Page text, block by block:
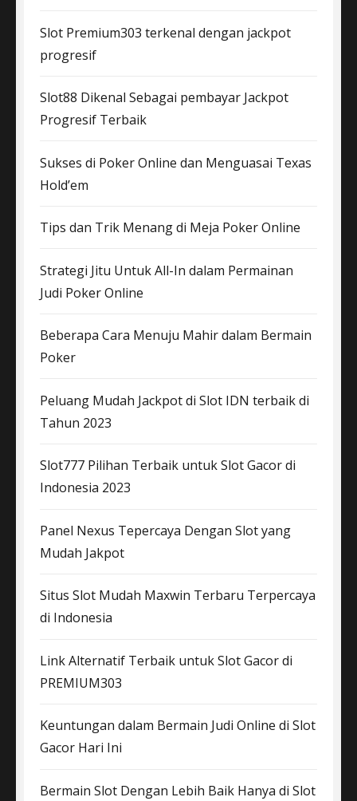
Slot Premium303 terkenal dengan jackpot
progresif
Slot88 Dikenal Sebagai pembayar Jackpot
Progresif Terbaik
Sukses di Poker Online dan Menguasai Texas
Hold’em
Tips dan Trik Menang di Meja Poker Online
Strategi Jitu Untuk All-In dalam Permainan
Judi Poker Online
Beberapa Cara Menuju Mahir dalam Bermain
Poker
Peluang Mudah Jackpot di Slot IDN terbaik di
Tahun 2023
Slot777 Pilihan Terbaik untuk Slot Gacor di
Indonesia 2023
Panel Nexus Tepercaya Dengan Slot yang
Mudah Jakpot
Situs Slot Mudah Maxwin Terbaru Terpercaya
di Indonesia
Link Alternatif Terbaik untuk Slot Gacor di
PREMIUM303
Keuntungan dalam Bermain Judi Online di Slot
Gacor Hari Ini
Bermain Slot Dengan Lebih Baik Hanya di Slot